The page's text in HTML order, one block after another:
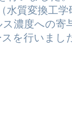
水質変換工
濃度への寄
を行いまし